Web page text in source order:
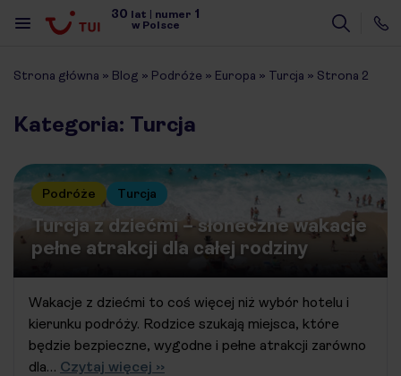
30 lat | numer 1
w Polsce
Strona główna » Blog » Podróże » Europa » Turcja » Strona 2
Kategoria: Turcja
Podróże Turcja
Turcja z dziećmi – słoneczne wakacje
pełne atrakcji dla całej rodziny
Wakacje z dziećmi to coś więcej niż wybór hotelu i
kierunku podróży. Rodzice szukają miejsca, które
będzie bezpieczne, wygodne i pełne atrakcji zarówno
dla… Czytaj więcej ››